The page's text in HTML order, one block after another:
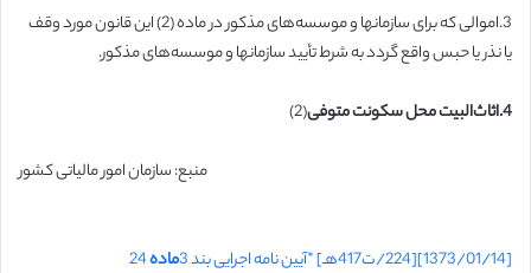
3.اموالی که برای سازمانها و موسسه‌های مذکور در ماده (2) این قانون مورد وقف
یا نذر یا حبس واقع گردد به شرط تأیید سازمانها و موسسه‌های‌ مذکور.
4.اثاث‌البیت محل سکونت متوفی(2)
منبع: سازمان امور مالیاتی کشور
[1373/01/14][224/ت417هـ] *آیین نامه اجرایی بند 3 ماده24